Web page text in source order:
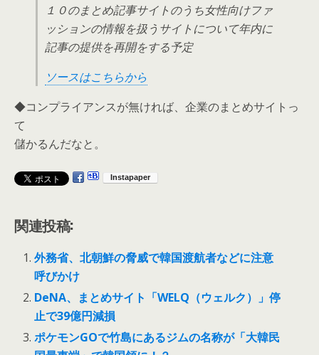
１０のまとめ記事サイトのうち女性向けファ
ッションの情報を扱うサイトについて年内に
記事の提供を再開をする予定
ソースはこちらから
◆コンプライアンスが無ければ、企業のまとめサイトっ
て
儲かるんだなと。
関連投稿:
外務省、北朝鮮の脅威で韓国渡航者などに注意
呼びかけ
DeNA、まとめサイト「WELQ（ウェルク）」停
止で39億円減損
ポケモンGOで竹島にあるジムの名称が「大韓民